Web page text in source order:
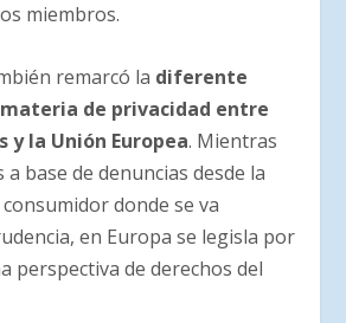
miembros.
remarcó la diferente
de privacidad entre
y la Unión Europea. Mientras
a base de denuncias desde la
donde se va
en Europa se legisla por
perspectiva de derechos del